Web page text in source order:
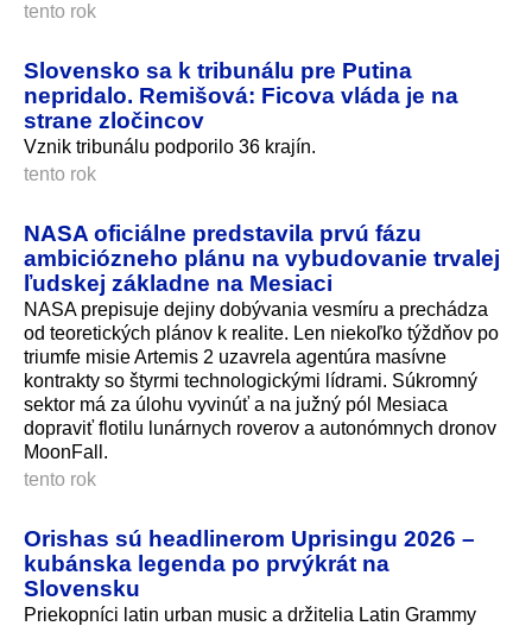
tento rok
Slovensko sa k tribunálu pre Putina
nepridalo. Remišová: Ficova vláda je na
strane zločincov
Vznik tribunálu podporilo 36 krajín.
tento rok
NASA oficiálne predstavila prvú fázu
ambiciózneho plánu na vybudovanie trvalej
ľudskej základne na Mesiaci
NASA prepisuje dejiny dobývania vesmíru a prechádza
od teoretických plánov k realite. Len niekoľko týždňov po
triumfe misie Artemis 2 uzavrela agentúra masívne
kontrakty so štyrmi technologickými lídrami. Súkromný
sektor má za úlohu vyvinúť a na južný pól Mesiaca
dopraviť flotilu lunárnych roverov a autonómnych dronov
MoonFall.
tento rok
Orishas sú headlinerom Uprisingu 2026 –
kubánska legenda po prvýkrát na
Slovensku
Priekopníci latin urban music a držitelia Latin Grammy